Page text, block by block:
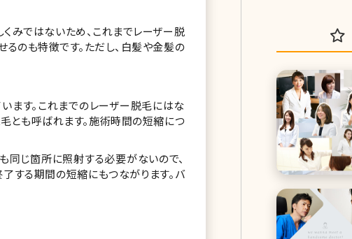
みではないため、これまでレーザー脱
のも特徴です。ただし、白髪や金髪の
ます。これまでのレーザー脱毛にはな
とも呼ばれます。施術時間の短縮につ
同じ箇所に照射する必要がないので、
する期間の短縮にもつながります。バ